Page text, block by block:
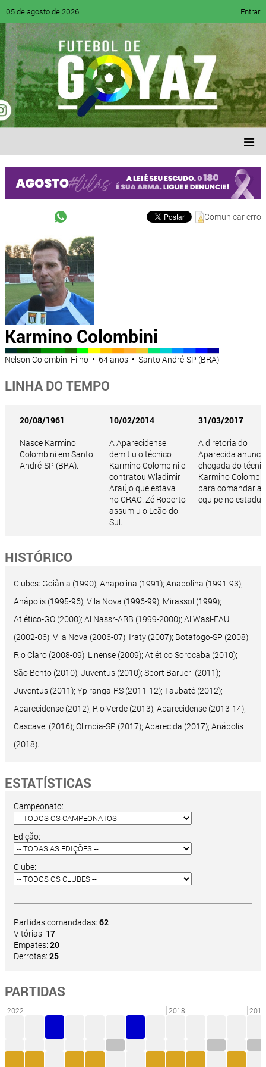
05 de agosto de 2026 Entrar
Comunicar erro
Karmino Colombini
Nelson Colombini Filho • 64 anos • Santo André-SP (BRA)
LINHA DO TEMPO
20/08/1961
Nasce Karmino
Colombini em Santo
André-SP (BRA).
10/02/2014
A Aparecidense
demitiu o técnico
Karmino Colombini e
contratou Wladimir
Araújo que estava
no CRAC. Zé Roberto
assumiu o Leão do
Sul.
31/03/2017
A diretoria do
Aparecida
chegada do
Karmino
para comandar a
equipe no
HISTÓRICO
Clubes: Goiânia (1990); Anapolina (1991); Anapolina (1991-93);
Anápolis (1995-96); Vila Nova (1996-99); Mirassol (1999);
Atlético-GO (2000); Al Nassr-ARB (1999-2000); Al Wasl-EAU
(2002-06); Vila Nova (2006-07); Iraty (2007); Botafogo-SP (2008);
Rio Claro (2008-09); Linense (2009); Atlético Sorocaba (2010);
São Bento (2010); Juventus (2010); Sport Barueri (2011);
Juventus (2011); Ypiranga-RS (2011-12); Taubaté (2012);
Aparecidense (2012); Rio Verde (2013); Aparecidense (2013-14);
Cascavel (2016); Olimpia-SP (2017); Aparecida (2017); Anápolis
(2018).
ESTATÍSTICAS
Campeonato:
Edição:
Clube:
Partidas comandadas: 62
Vitórias: 17
Empates: 20
Derrotas: 25
PARTIDAS
2022 2018 2014